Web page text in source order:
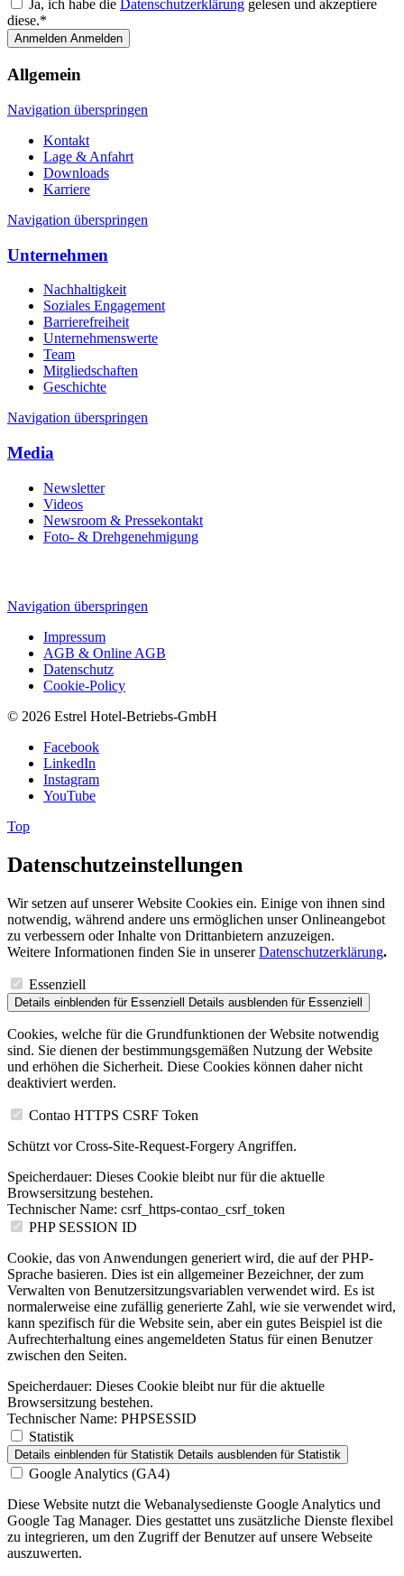
Ja, ich habe die Datenschutzerklärung gelesen und akzeptiere
diese.*
Anmelden Anmelden
Allgemein
Navigation überspringen
Kontakt
Lage & Anfahrt
Downloads
Karriere
Navigation überspringen
Unternehmen
Nachhaltigkeit
Soziales Engagement
Barrierefreiheit
Unternehmenswerte
Team
Mitgliedschaften
Geschichte
Navigation überspringen
Media
Newsletter
Videos
Newsroom & Pressekontakt
Foto- & Drehgenehmigung
Navigation überspringen
Impressum
AGB & Online AGB
Datenschutz
Cookie-Policy
© 2026 Estrel Hotel-Betriebs-GmbH
Facebook
LinkedIn
Instagram
YouTube
Top
Datenschutzeinstellungen
Wir setzen auf unserer Website Cookies ein. Einige von ihnen sind
notwendig, während andere uns ermöglichen unser Onlineangebot
zu verbessern oder Inhalte von Drittanbietern anzuzeigen.
Weitere Informationen finden Sie in unsererDatenschutzerklärung.
Essenziell
Details einblenden für Essenziell Details ausblenden für Essenziell
Cookies, welche für die Grundfunktionen der Website notwendig
sind. Sie dienen der bestimmungsgemäßen Nutzung der Website
und erhöhen die Sicherheit. Diese Cookies können daher nicht
deaktiviert werden.
Contao HTTPS CSRF Token
Schützt vor Cross-Site-Request-Forgery Angriffen.
Speicherdauer: Dieses Cookie bleibt nur für die aktuelle
Browsersitzung bestehen.
Technischer Name: csrf_https-contao_csrf_token
PHP SESSION ID
Cookie, das von Anwendungen generiert wird, die auf der PHP-
Sprache basieren. Dies ist ein allgemeiner Bezeichner, der zum
Verwalten von Benutzersitzungsvariablen verwendet wird. Es ist
normalerweise eine zufällig generierte Zahl, wie sie verwendet wird,
kann spezifisch für die Website sein, aber ein gutes Beispiel ist die
Aufrechterhaltung eines angemeldeten Status für einen Benutzer
zwischen den Seiten.
Speicherdauer: Dieses Cookie bleibt nur für die aktuelle
Browsersitzung bestehen.
Technischer Name: PHPSESSID
Statistik
Details einblenden für Statistik Details ausblenden für Statistik
Google Analytics (GA4)
Diese Website nutzt die Webanalysedienste Google Analytics und
Google Tag Manager. Dies gestattet uns zusätzliche Dienste flexibel
zu integrieren, um den Zugriff der Benutzer auf unsere Webseite
auszuwerten.